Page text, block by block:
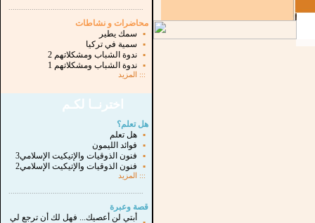
محاضرات و نشاطات
▪
سمك يطير
▪
سمية في تركيا
▪
ندوة الشباب ومشكلاتهم 2
▪
ندوة الشباب ومشكلاتهم 1
::: المزيد
اخترنــا لكـم
هل تعلم؟
▪
هل تعلم
▪
فوائد الليمون
▪
فنون الذوقيات والإتيكيت الإسلامي3
▪
فنون الذوقيات والإتيكيت الإسلامي2
:::
المزيد
قصة وعبرة
أبتي لن أعصيك... فهل لك أن ترجع لي